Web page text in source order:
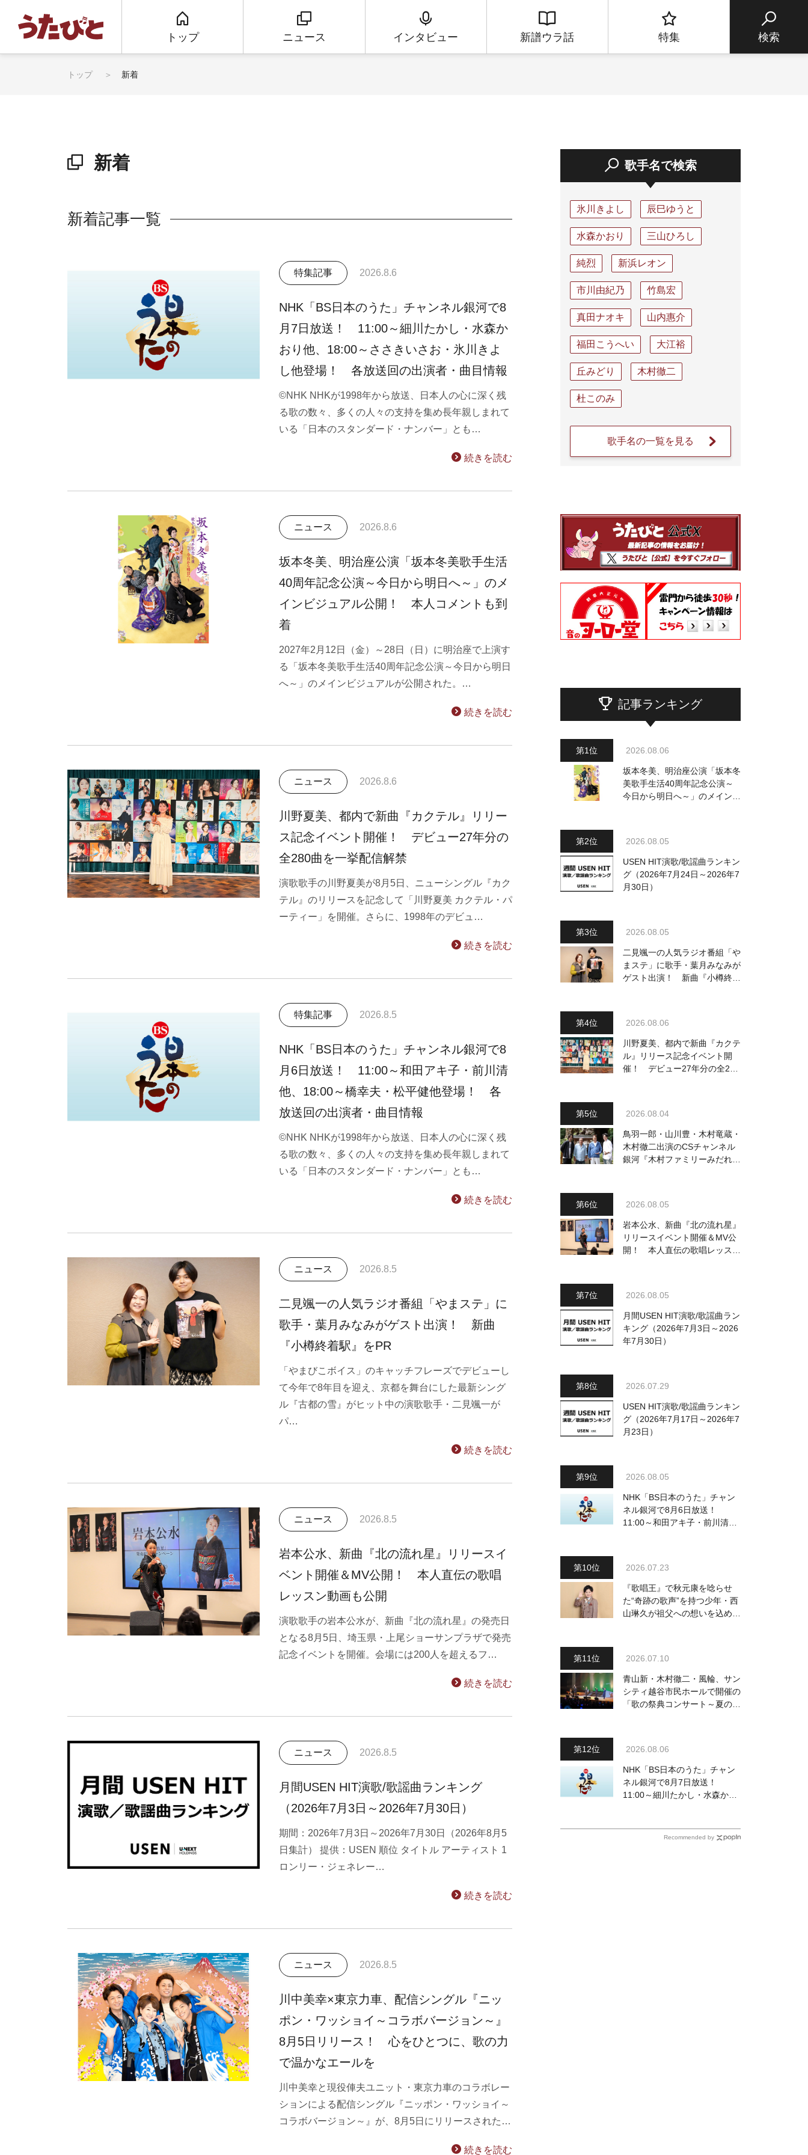
トップ ニュース インタビュー 新譜ウラ話 特集 検索
トップ 新着
新着
新着記事一覧
特集記事 2026.8.6
NHK「BS日本のうた」チャンネル銀河で8
月7日放送！ 11:00～細川たかし・水森か
おり他、18:00～ささきいさお・氷川きよ
し他登場！ 各放送回の出演者・曲目情報
©NHK NHKが1998年から放送、日本人の心に深く残
る歌の数々、多くの人々の支持を集め長年親しまれて
いる「日本のスタンダード・ナンバー」とも…
続きを読む
ニュース 2026.8.6
坂本冬美、明治座公演「坂本冬美歌手生活
40周年記念公演～今日から明日へ～」のメ
インビジュアル公開！ 本人コメントも到
着
2027年2月12日（金）～28日（日）に明治座で上演す
る「坂本冬美歌手生活40周年記念公演～今日から明日
へ～」のメインビジュアルが公開された。…
続きを読む
ニュース 2026.8.6
川野夏美、都内で新曲『カクテル』リリー
ス記念イベント開催！ デビュー27年分の
全280曲を一挙配信解禁
演歌歌手の川野夏美が8月5日、ニューシングル『カク
テル』のリリースを記念して「川野夏美 カクテル・パ
ーティー」を開催。さらに、1998年のデビュ…
続きを読む
特集記事 2026.8.5
NHK「BS日本のうた」チャンネル銀河で8
月6日放送！ 11:00～和田アキ子・前川清
他、18:00～橋幸夫・松平健他登場！ 各
放送回の出演者・曲目情報
©NHK NHKが1998年から放送、日本人の心に深く残
る歌の数々、多くの人々の支持を集め長年親しまれて
いる「日本のスタンダード・ナンバー」とも…
続きを読む
ニュース 2026.8.5
二見颯一の人気ラジオ番組「やまステ」に
歌手・葉月みなみがゲスト出演！ 新曲
『小樽終着駅』をPR
「やまびこボイス」のキャッチフレーズでデビューし
て今年で8年目を迎え、京都を舞台にした最新シング
ル『古都の雪』がヒット中の演歌歌手・二見颯一が
パ…
続きを読む
ニュース 2026.8.5
岩本公水、新曲『北の流れ星』リリースイ
ベント開催＆MV公開！ 本人直伝の歌唱
レッスン動画も公開
演歌歌手の岩本公水が、新曲『北の流れ星』の発売日
となる8月5日、埼玉県・上尾ショーサンプラザで発売
記念イベントを開催。会場には200人を超えるフ…
続きを読む
ニュース 2026.8.5
月間USEN HIT演歌/歌謡曲ランキング
（2026年7月3日～2026年7月30日）
期間：2026年7月3日～2026年7月30日（2026年8月5
日集計） 提供：USEN 順位 タイトル アーティスト 1
ロンリー・ジェネレー…
続きを読む
ニュース 2026.8.5
川中美幸×東京力車、配信シングル『ニッ
ポン・ワッショイ～コラボバージョン～』
8月5日リリース！ 心をひとつに、歌の力
で温かなエールを
川中美幸と現役俥夫ユニット・東京力車のコラボレー
ションによる配信シングル『ニッポン・ワッショイ～
コラボバージョン～』が、8月5日にリリースされた…
続きを読む
歌手名で検索
氷川きよし 辰巳ゆうと
水森かおり 三山ひろし
純烈 新浜レオン
市川由紀乃 竹島宏
真田ナオキ 山内惠介
福田こうへい 大江裕
丘みどり 木村徹二
杜このみ
歌手名の一覧を見る
記事ランキング
2026.08.06
坂本冬美、明治座公演「坂本冬
美歌手生活40周年記念公演～
今日から明日へ～」のメインビ
2026.08.05
USEN HIT演歌/歌謡曲ランキン
グ（2026年7月24日～2026年7
月30日）
2026.08.05
二見颯一の人気ラジオ番組「や
まステ」に歌手・葉月みなみが
ゲスト出演！ 新曲『小樽終着
2026.08.06
川野夏美、都内で新曲『カクテ
ル』リリース記念イベント開
催！ デビュー27年分の全280
2026.08.04
鳥羽一郎・山川豊・木村竜蔵・
木村徹二出演のCSチャンネル
銀河『木村ファミリーみだれ旅
2026.08.05
岩本公水、新曲『北の流れ星』
リリースイベント開催＆MV公
開！ 本人直伝の歌唱レッスン
2026.08.05
月間USEN HIT演歌/歌謡曲ラン
キング（2026年7月3日～2026
年7月30日）
2026.07.29
USEN HIT演歌/歌謡曲ランキン
グ（2026年7月17日～2026年7
月23日）
2026.08.05
NHK「BS日本のうた」チャン
ネル銀河で8月6日放送！
11:00～和田アキ子・前川清
2026.07.23
『歌唱王』で秋元康を唸らせ
た“奇跡の歌声”を持つ少年・西
山琳久が祖父への想いを込めた
いちゃんとの絆を歌った曲を聴
いてください！」
2026.07.10
青山新・木村徹二・風輪、サン
シティ越谷市民ホールで開催の
「歌の祭典コンサート～夏の陣
2026.08.06
NHK「BS日本のうた」チャン
ネル銀河で8月7日放送！
11:00～細川たかし・水森かお
Recommended by